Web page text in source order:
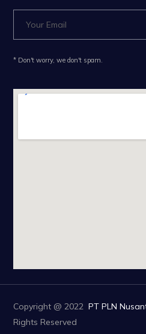
* Don't worry, we don't spam.
Copyright @ 2022 PT PLN
Rights Reserved